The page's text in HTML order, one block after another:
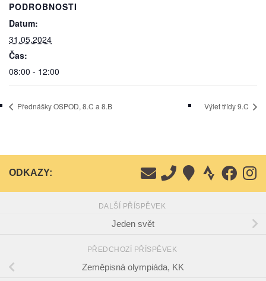
PODROBNOSTI
Datum:
31.05.2024
Čas:
08:00 - 12:00
Přednášky OSPOD, 8.C a 8.B Výlet třídy 9.C
ODKAZY:
DALŠÍ PŘÍSPĚVEK
Jeden svět
PŘEDCHOZÍ PŘÍSPĚVEK
Zeměpisná olympiáda, KK